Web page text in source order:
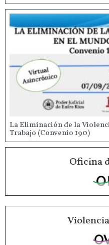
La Eliminación de la
Trabajo (Convenio 190)
Oficina